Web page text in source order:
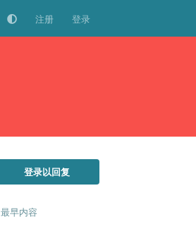
注册 登录
登录以回复
最早内容